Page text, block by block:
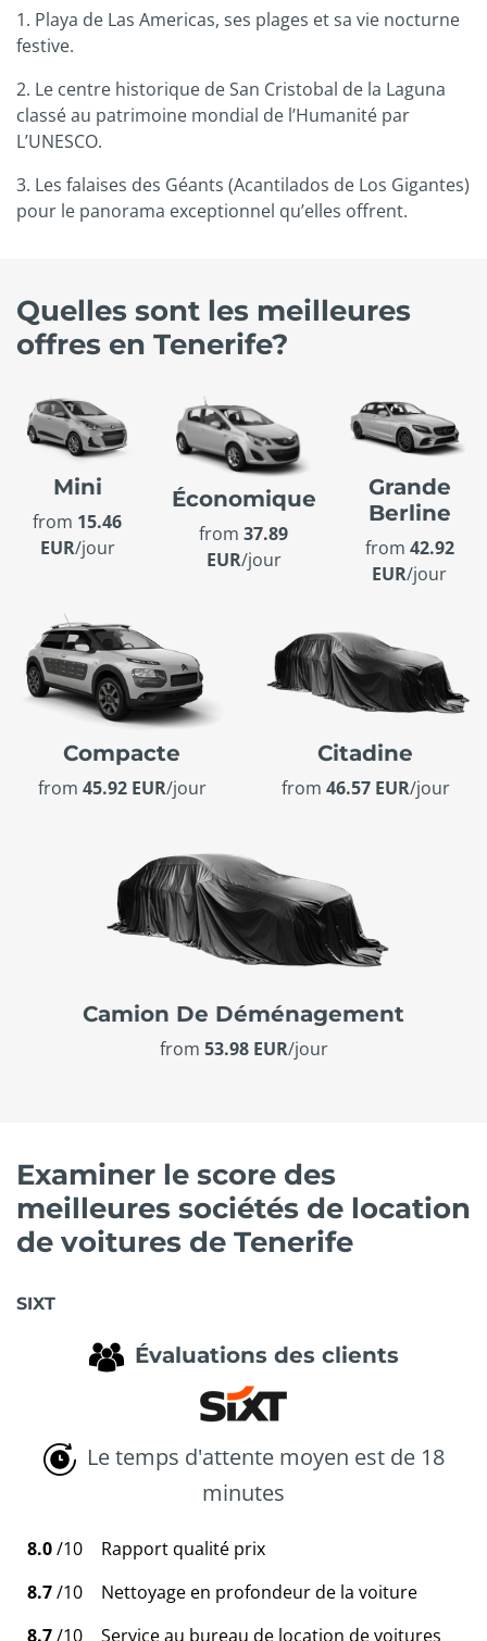
1. Playa de Las Americas, ses plages et sa vie nocturne
festive.
2. Le centre historique de San Cristobal de la Laguna
classé au patrimoine mondial de l’Humanité par
L’UNESCO.
3. Les falaises des Géants (Acantilados de Los Gigantes)
pour le panorama exceptionnel qu’elles offrent.
Quelles sont les meilleures
offres en Tenerife?
Mini
from 15.46
EUR/jour
Économique
from 37.89
EUR/jour
Grande
Berline
from 42.92
EUR/jour
Compacte
from 45.92 EUR/jour
Citadine
from 46.57 EUR/jour
Camion De Déménagement
from 53.98 EUR/jour
Examiner le score des
meilleures sociétés de location
de voitures de Tenerife
SIXT
Évaluations des clients
Le temps d'attente moyen est de 18
minutes
8.0/10
Rapport qualité prix
8.7/10
Nettoyage en profondeur de la voiture
8.7/10 Service au bureau de location de voitures